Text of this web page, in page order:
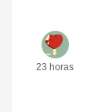
23 horas